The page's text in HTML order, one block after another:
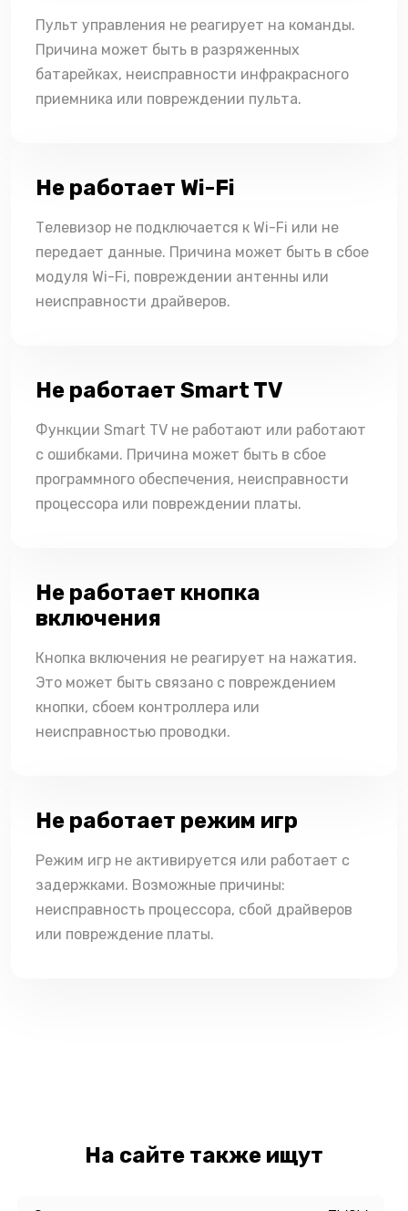
Пульт управления не реагирует на команды.
Причина может быть в разряженных
батарейках, неисправности инфракрасного
приемника или повреждении пульта.
Не работает Wi-Fi
Телевизор не подключается к Wi-Fi или не
передает данные. Причина может быть в сбое
модуля Wi-Fi, повреждении антенны или
неисправности драйверов.
Не работает Smart TV
Функции Smart TV не работают или работают
с ошибками. Причина может быть в сбое
программного обеспечения, неисправности
процессора или повреждении платы.
Не работает кнопка
включения
Кнопка включения не реагирует на нажатия.
Это может быть связано с повреждением
кнопки, сбоем контроллера или
неисправностью проводки.
Не работает режим игр
Режим игр не активируется или работает с
задержками. Возможные причины:
неисправность процессора, сбой драйверов
или повреждение платы.
На сайте также ищут